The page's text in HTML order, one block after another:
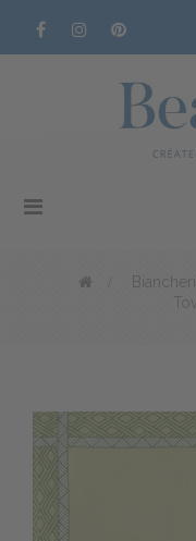
Navigazione